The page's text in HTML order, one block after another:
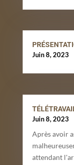
Juin 8, 2023
Juin 8, 2023
Après avoir
attendant